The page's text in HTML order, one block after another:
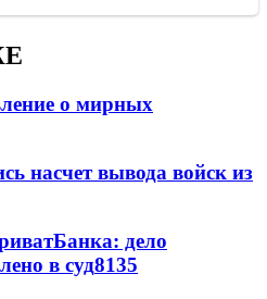
о мирных
насчет вывода войск из
дело
в суд8135